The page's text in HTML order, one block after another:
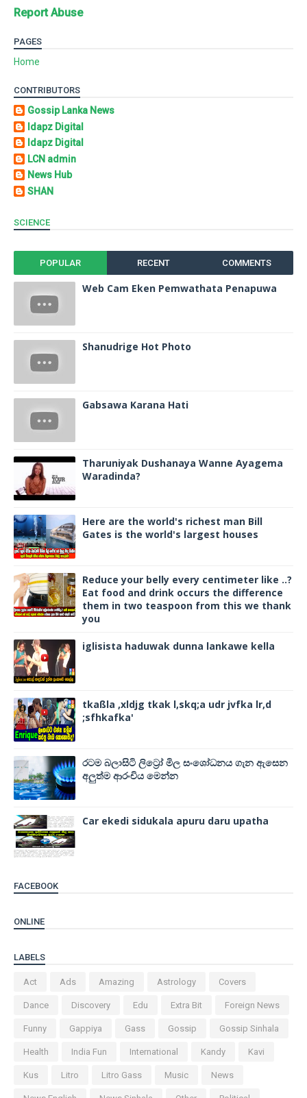
Report Abuse
PAGES
Home
CONTRIBUTORS
Gossip Lanka News
Idapz Digital
Idapz Digital
LCN admin
News Hub
SHAN
SCIENCE
POPULAR RECENT COMMENTS
Web Cam Eken Pemwathata Penapuwa
Shanudrige Hot Photo
Gabsawa Karana Hati
Tharuniyak Dushanaya Wanne Ayagema
Waradinda?
Here are the world's richest man Bill
Gates is the world's largest houses
Reduce your belly every centimeter like ..?
Eat food and drink occurs the difference
them in two teaspoon from this we thank
you
iglisista haduwak dunna lankawe kella
tkaßla ,xldjg tkak l,skq;a udr jvfka lr,d
;sfhkafka'
රටම බලාසිටි ලිට්‍රෝ මිල සංශෝධනය ගැන ඇසෙන
අලුත්ම ආරංචිය මෙන්න
Car ekedi sidukala apuru daru upatha
FACEBOOK
ONLINE
LABELS
Act Ads Amazing Astrology Covers
Dance Discovery Edu Extra Bit Foreign News
Funny Gappiya Gass Gossip Gossip Sinhala
Health India Fun International Kandy Kavi
Kus Litro Litro Gass Music News